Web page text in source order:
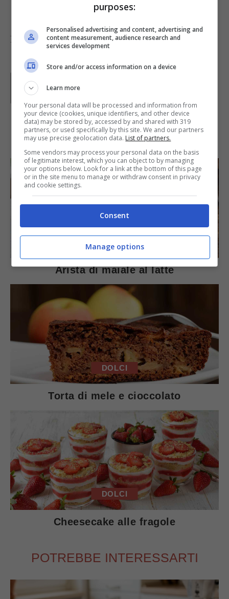
caldo a 210 gradi permezz’ora
Foto di Giulia Tosti
GIeGI è stata collaboratrice di Buttalapasta dal 2008 al
occhio di riguardo a quelle della tradizione regionale.
IN PRIMO PIANO
SECONDI PIATTI
Arista di maiale al latte
DOLCI
Torta di mele e cioccolato
DOLCI
Cheesecake alle fragole
POTREBBE INTERESSARTI
purposes:
Personalised advertising and content, advertising and
content measurement, audience research and
services development
Store and/or access information on a device
Learn more
Your personal data will be processed and information from
your device (cookies, unique identifiers, and other device
data) may be stored by, accessed by and shared with 319
partners, or used specifically by this site. We and our partners
may use precise geolocation data. List of partners.
Some vendors may process your personal data on the basis
of legitimate interest, which you can object to by managing
your options below. Look for a link at the bottom of this page
or in the site menu to manage or withdraw consent in privacy
and cookie settings.
Consent
Manage options